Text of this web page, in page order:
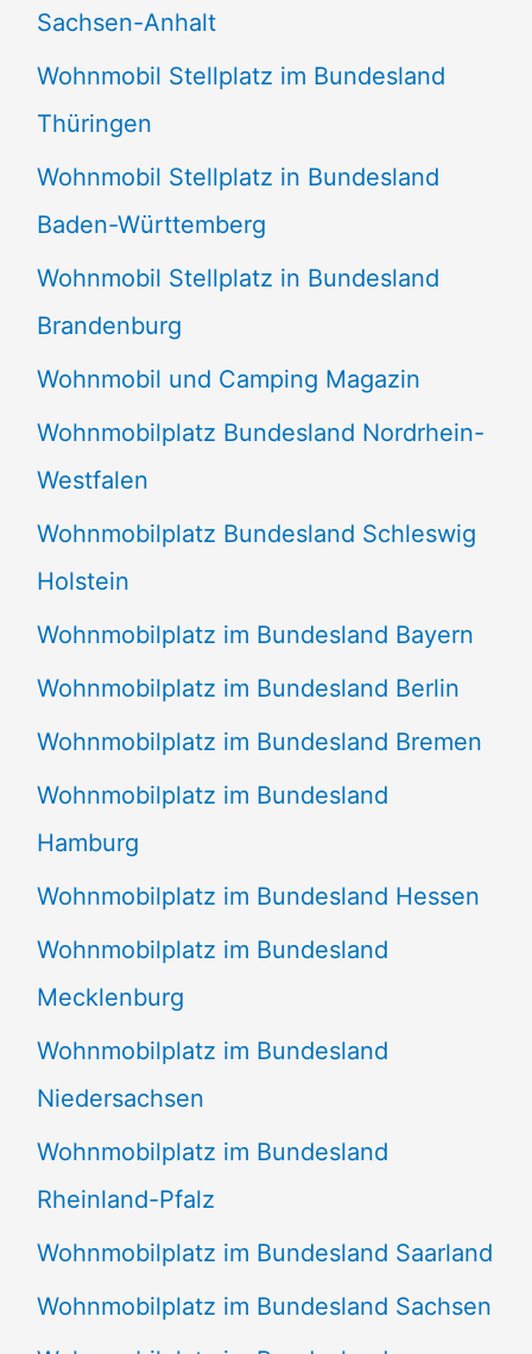
Sachsen-Anhalt
Wohnmobil Stellplatz im Bundesland
Thüringen
Wohnmobil Stellplatz in Bundesland
Baden-Württemberg
Wohnmobil Stellplatz in Bundesland
Brandenburg
Wohnmobil und Camping Magazin
Wohnmobilplatz Bundesland Nordrhein-
Westfalen
Wohnmobilplatz Bundesland Schleswig
Holstein
Wohnmobilplatz im Bundesland Bayern
Wohnmobilplatz im Bundesland Berlin
Wohnmobilplatz im Bundesland Bremen
Wohnmobilplatz im Bundesland
Hamburg
Wohnmobilplatz im Bundesland Hessen
Wohnmobilplatz im Bundesland
Mecklenburg
Wohnmobilplatz im Bundesland
Niedersachsen
Wohnmobilplatz im Bundesland
Rheinland-Pfalz
Wohnmobilplatz im Bundesland Saarland
Wohnmobilplatz im Bundesland Sachsen